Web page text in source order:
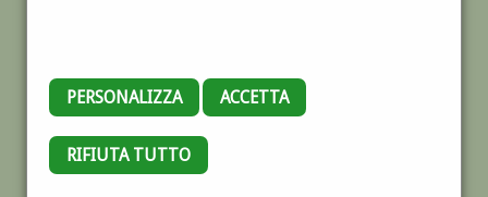
PERSONALIZZA ACCETTA
RIFIUTA TUTTO
CINQUALE